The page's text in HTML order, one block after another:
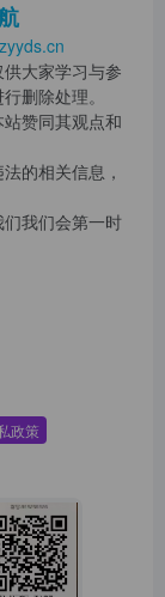
大家学习与参
删除处理。
赞同其观点和
的相关信息，
我们会第一时
政策